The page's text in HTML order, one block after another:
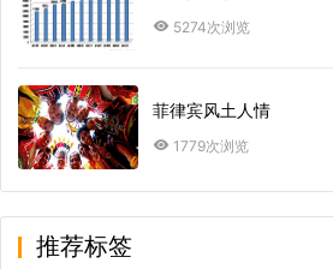
5274次浏览
菲律宾风土人情
1779次浏览
推荐标签